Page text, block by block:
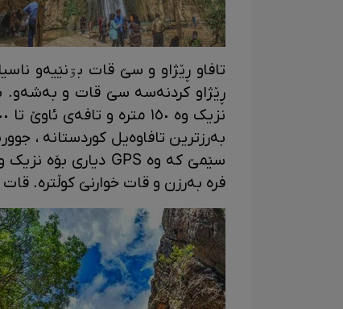
تافاو ڕێژاو و سێ قات بۊنێیەو
ڕێژاو کردنەسە سێ قات و بەشەو.
بەرزترین تافاوەیل کوردستانە ،
فرە بەرزن و قات خوارنێ کوڵترە.